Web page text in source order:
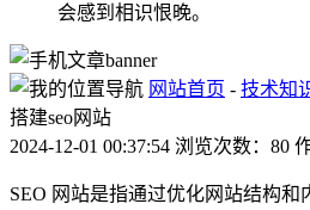
会感到相识恨晚。
网站首页 - 技术知
搭建seo网站
2024-12-01 00:37:54 浏览次数：80
SEO 网站是指通过优化网站结构